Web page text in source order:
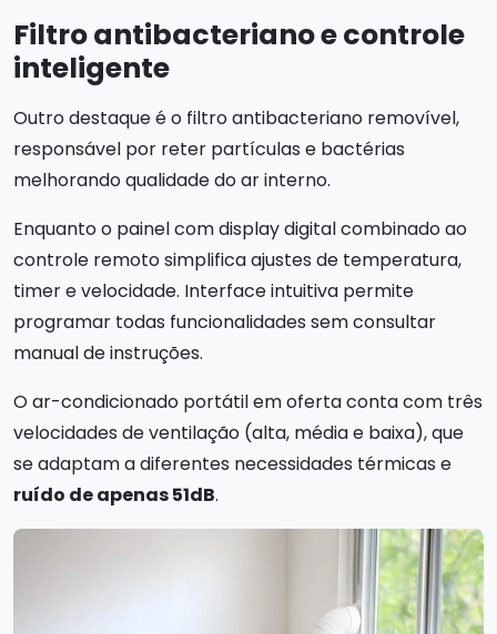
Filtro antibacteriano e controle
inteligente
Outro destaque é o filtro antibacteriano removível,
responsável por reter partículas e bactérias
melhorando qualidade do ar interno.
Enquanto o painel com display digital combinado ao
controle remoto simplifica ajustes de temperatura,
timer e velocidade. Interface intuitiva permite
programar todas funcionalidades sem consultar
manual de instruções.
O ar-condicionado portátil em oferta conta com três
velocidades de ventilação (alta, média e baixa), que
se adaptam a diferentes necessidades térmicas e
ruído de apenas 51dB.